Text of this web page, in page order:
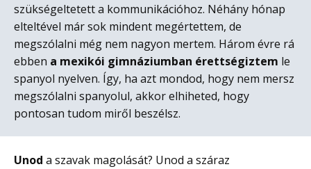
szükségeltetett a kommunikációhoz. Néhány hónap
elteltével már sok mindent megértettem, de
megszólalni még nem nagyon mertem. Három évre rá
ebben a mexikói gimnáziumban érettségiztem le
spanyol nyelven. Így, ha azt mondod, hogy nem mersz
megszólalni spanyolul, akkor elhiheted, hogy
pontosan tudom miről beszélsz.
Unod a szavak magolását? Unod a száraz